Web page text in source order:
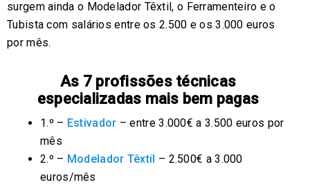
surgem ainda o Modelador Têxtil, o Ferramenteiro e o
Tubista com salários entre os 2.500 e os 3.000 euros
por mês.
As 7 profissões técnicas
especializadas mais bem pagas
1.º – Estivador – entre 3.000€ a 3.500 euros por
mês
2.º – Modelador Têxtil – 2.500€ a 3.000
euros/mês